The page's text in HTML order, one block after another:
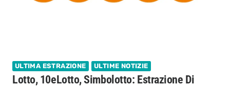
ULTIMA ESTRAZIONE ULTIME NOTIZIE
Lotto, 10eLotto, Simbolotto: Estrazione Di